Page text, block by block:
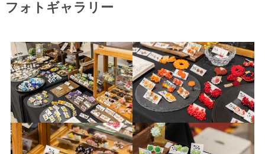
フォトギャラリー